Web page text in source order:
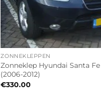
ZONNEKLEPPEN
Zonneklep Hyundai Santa Fe
(2006-2012)
€330.00